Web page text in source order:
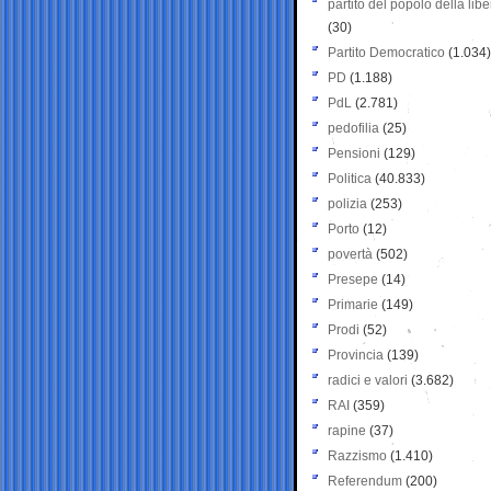
partito del popolo della
(30)
Partito Democratico (1.034)
PD (1.188)
PdL (2.781)
pedofilia (25)
Pensioni (129)
Politica (40.833)
polizia (253)
Porto (12)
povertà (502)
Presepe (14)
Primarie (149)
Prodi (52)
Provincia (139)
radici e valori (3.682)
RAI (359)
rapine (37)
Razzismo (1.410)
Referendum (200)